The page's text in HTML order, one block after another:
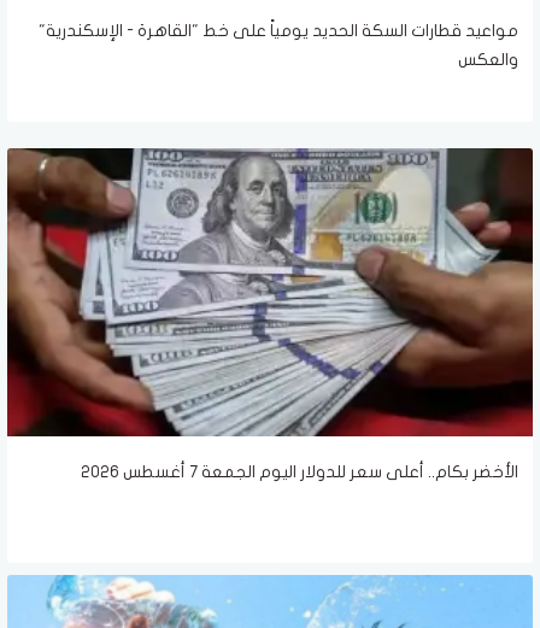
مواعيد قطارات السكة الحديد يومياً على خط "القاهرة - الإسكندرية"
والعكس
الأخضر بكام.. أعلى سعر للدولار اليوم الجمعة 7 أغسطس 2026